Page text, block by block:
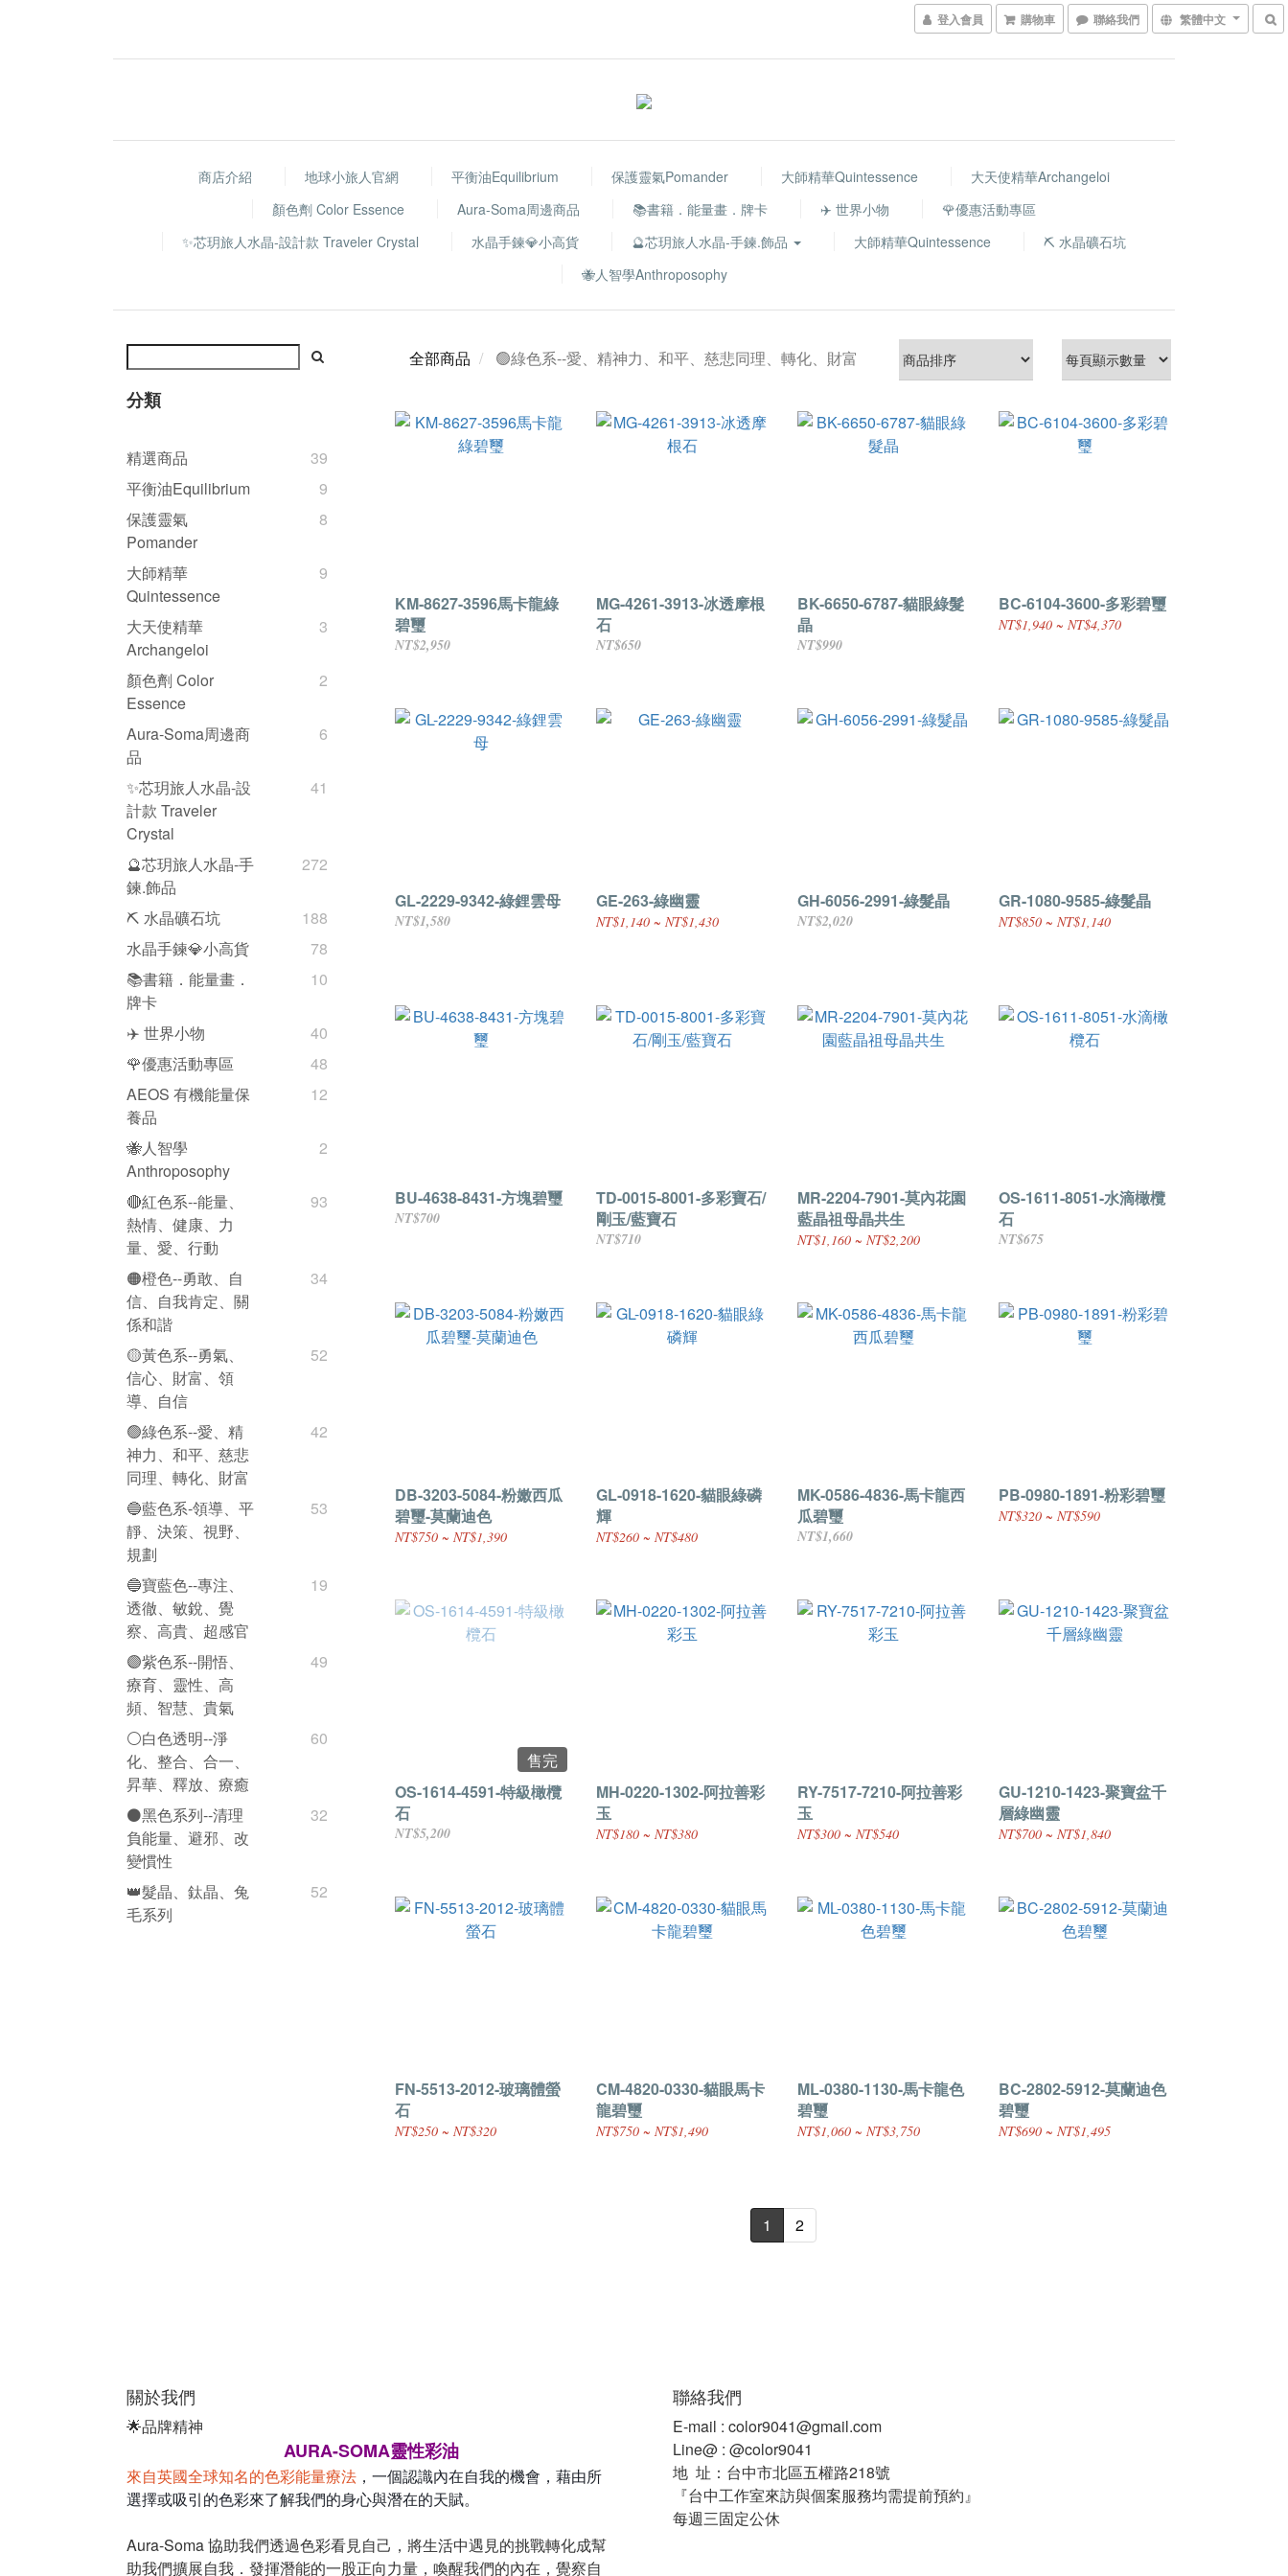
登入會員 購物車 聯絡我們 繁體中文
商店介紹 地球小旅人官網 平衡油Equilibrium 保護靈氣Pomander 大師精華Quintessence
大天使精華Archangeloi
顏色劑 Color Essence
Aura-Soma周邊商品 📚書籍．能量畫．牌卡 ✈️ 世界小物
🌹優惠活動專區
✨芯玥旅人水晶-設計款 Traveler Crystal
水晶手鍊💎小高貨 🔮芯玥旅人水晶-手鍊.飾品 大師精華Quintessence
⛏️ 水晶礦石坑
🐝人智學Anthroposophy
分類
精選商品
39
平衡油Equilibrium
9
保護靈氣
Pomander
8
大師精華
Quintessence
9
大天使精華
Archangeloi
3
顏色劑 Color
Essence
2
Aura-Soma周邊商
品
6
✨芯玥旅人水晶-設
計款 Traveler
Crystal
41
🔮芯玥旅人水晶-手
鍊.飾品
272
⛏️ 水晶礦石坑
188
水晶手鍊💎小高貨
78
📚書籍．能量畫．
牌卡
10
✈️ 世界小物
40
🌹優惠活動專區
48
AEOS 有機能量保
養品
12
🐝人智學
Anthroposophy
2
🔴紅色系--能量、
熱情、健康、力
量、愛、行動
93
🟠橙色--勇敢、自
信、自我肯定、關
係和諧
34
🟡黃色系--勇氣、
信心、財富、領
導、自信
52
🟢綠色系--愛、精
神力、和平、慈悲
同理、轉化、財富
42
🔵藍色系-領導、平
靜、決策、視野、
規劃
53
🔵寶藍色--專注、
透徹、敏銳、覺
察、高貴、超感官
19
🟣紫色系--開悟、
療育、靈性、高
頻、智慧、貴氣
49
⚪️白色透明--淨
化、整合、合一、
昇華、釋放、療癒
60
⚫️黑色系列--清理
負能量、避邪、改
變慣性
32
👑髮晶、鈦晶、兔
毛系列
52
全部商品 🟢綠色系--愛、精神力、和平、慈悲同理、轉化、財富
KM-8627-3596馬卡龍綠
碧璽
NT$2,950
MG-4261-3913-冰透摩根
石
NT$650
BK-6650-6787-貓眼綠髮
晶
NT$990
BC-6104-3600-多彩碧璽
NT$1,940 ~ NT$4,370
GL-2229-9342-綠鋰雲母
NT$1,580
GE-263-綠幽靈
NT$1,140 ~ NT$1,430
GH-6056-2991-綠髮晶
NT$2,020
GR-1080-9585-綠髮晶
NT$850 ~ NT$1,140
BU-4638-8431-方塊碧璽
NT$700
TD-0015-8001-多彩寶石/
剛玉/藍寶石
NT$710
MR-2204-7901-莫內花園
藍晶祖母晶共生
NT$1,160 ~ NT$2,200
OS-1611-8051-水滴橄欖
石
NT$675
DB-3203-5084-粉嫩西瓜
碧璽-莫蘭迪色
NT$750 ~ NT$1,390
GL-0918-1620-貓眼綠磷
輝
NT$260 ~ NT$480
MK-0586-4836-馬卡龍西
瓜碧璽
NT$1,660
PB-0980-1891-粉彩碧璽
NT$320 ~ NT$590
售完
OS-1614-4591-特級橄欖
石
NT$5,200
MH-0220-1302-阿拉善彩
玉
NT$180 ~ NT$380
RY-7517-7210-阿拉善彩
玉
NT$300 ~ NT$540
GU-1210-1423-聚寶盆千
層綠幽靈
NT$700 ~ NT$1,840
FN-5513-2012-玻璃體螢
石
NT$250 ~ NT$320
CM-4820-0330-貓眼馬卡
龍碧璽
NT$750 ~ NT$1,490
ML-0380-1130-馬卡龍色
碧璽
NT$1,060 ~ NT$3,750
BC-2802-5912-莫蘭迪色
碧璽
NT$690 ~ NT$1,495
1 2
關於我們
🌟品牌精神
AURA-SOMA靈性彩油
來自英國全球知名的色彩能量療法 ，一個認識內在自我的機會，藉由所
選擇或吸引的色彩來了解我們的身心與潛在的天賦。
Aura-Soma 協助我們透過色彩看見自己，將生活中遇見的挑戰轉化成幫
助我們擴展自我．發揮潛能的一股正向力量，喚醒我們的內在，覺察自
聯絡我們
E-mail : color9041@gmail.com
Line@ : @color9041
地 址：台中市北區五權路218號
『台中工作室來訪與個案服務均需提前預約』
每週三固定公休